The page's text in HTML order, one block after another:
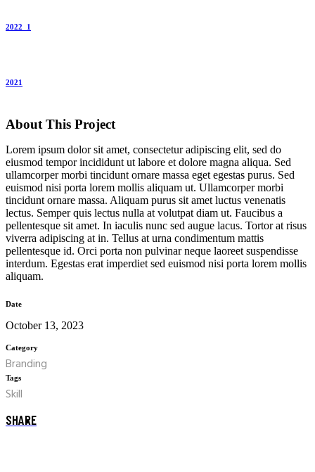
2022_1
2021
About This Project
Lorem ipsum dolor sit amet, consectetur adipiscing elit, sed do
eiusmod tempor incididunt ut labore et dolore magna aliqua. Sed
ullamcorper morbi tincidunt ornare massa eget egestas purus. Sed
euismod nisi porta lorem mollis aliquam ut. Ullamcorper morbi
tincidunt ornare massa. Aliquam purus sit amet luctus venenatis
lectus. Semper quis lectus nulla at volutpat diam ut. Faucibus a
pellentesque sit amet. In iaculis nunc sed augue lacus. Tortor at risus
viverra adipiscing at in. Tellus at urna condimentum mattis
pellentesque id. Orci porta non pulvinar neque laoreet suspendisse
interdum. Egestas erat imperdiet sed euismod nisi porta lorem mollis
aliquam.
Date
October 13, 2023
Category
Branding
Tags
Skill
SHARE